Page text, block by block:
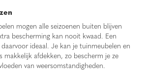
mogen alle seizoenen buiten blijven
bescherming kan nooit kwaad. Een
ideaal. Je kan je tuinmeubelen en
makkelijk afdekken, zo bescherm je ze
van weersomstandigheden.